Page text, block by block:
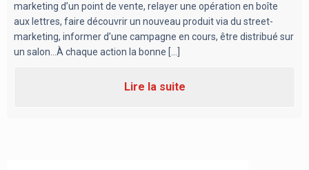
marketing d’un point de vente, relayer une opération en boîte
aux lettres, faire découvrir un nouveau produit via du street-
marketing, informer d’une campagne en cours, être distribué sur
un salon…À chaque action la bonne [...]
Lire la suite